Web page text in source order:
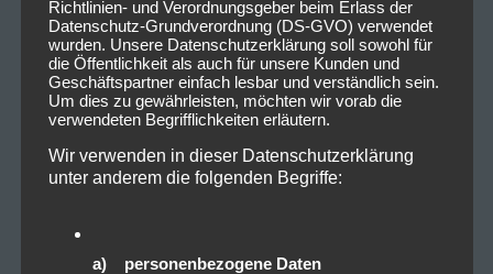
Richtlinien- und Verordnungsgeber beim Erlass der
Datenschutz-Grundverordnung (DS-GVO) verwendet
wurden. Unsere Datenschutzerklärung soll sowohl für
die Öffentlichkeit als auch für unsere Kunden und
Geschäftspartner einfach lesbar und verständlich sein.
Um dies zu gewährleisten, möchten wir vorab die
verwendeten Begrifflichkeiten erläutern.
Wir verwenden in dieser Datenschutzerklärung
unter anderem die folgenden Begriffe:
a) personenbezogene Daten